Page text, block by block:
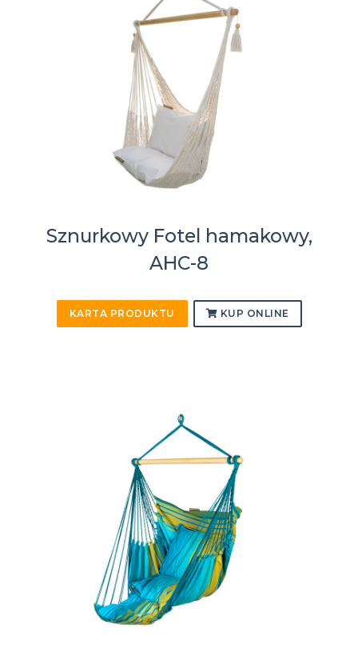
Sznurkowy Fotel hamakowy,
AHC-8
KARTA PRODUKTU KUP ONLINE